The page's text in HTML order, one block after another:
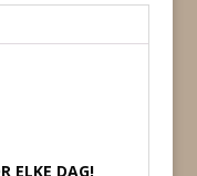
ELKE DAG!